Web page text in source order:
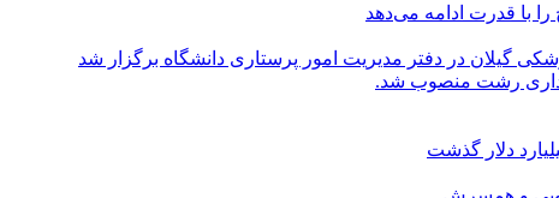
با قدرت ادامه می‌دهد
گیلان در دفتر مدیریت امور پرستاری دانشگاه برگزار شد
رشت منصوب شد.
دلار گذشت